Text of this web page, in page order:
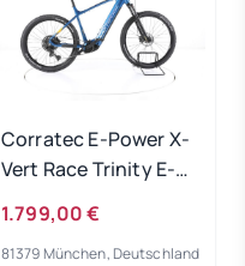
Corratec E-Power X-
Vert Race Trinity E-
1.799,00 €
81379 München, Deutschland